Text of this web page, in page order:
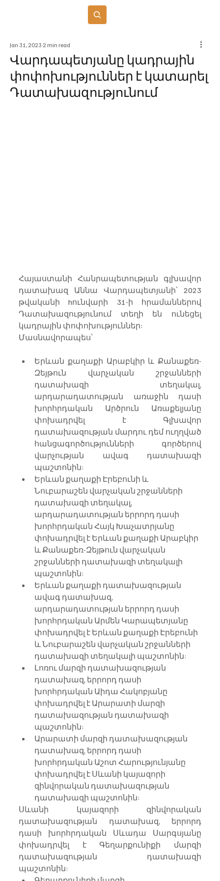
Վարդապետյանը կադրային
փոփոխություններ է կատարել
Դատախազությունում
Jan 31, 2023 2 min read
Հայաստանի Հանրապետության գլխավոր
դատախազ Աննա Վարդապետյանի՝ 2023
թվականի hունվարի 31-ի հրամաններով
Դատախազությունում տեղի են ունեցել
կադրային փոփոխություններ:
Մասնավորապես՝
Երևան քաղաքի Արաբկիր և Քանաքեռ-
Զեյթուն վարչական շրջանների
դատախազի տեղակալ,
արդարադատության առաջին դասի
խորհրդական Արծրուն Առաքելյանը
փոխադրվել է Գլխավոր
դատախազության մարդու դեմ ուղղված
հանցագործությունների գործերով
վարչության ավագ դատախազի
պաշտոնին:
Երևան քաղաքի Էրեբունի և
Նուբարաշեն վարչական շրջանների
դատախազի տեղակալ,
արդարադատության երրորդ դասի
խորհրդական Հայկ Խաչատրյանը
փոխադրվել է Երևան քաղաքի Արաբկիր
և Քանաքեռ-Զեյթուն վարչական
շրջանների դատախազի տեղակալի
պաշտոնին:
Երևան քաղաքի դատախազության
ավագ դատախազ,
արդարադատության երրորդ դասի
խորհրդական Արմեն Կարապետյանը
փոխադրվել է Երևան քաղաքի Էրեբունի
և Նուբարաշեն վարչական շրջանների
դատախազի տեղակալի պաշտոնին:
Լոռու մարզի դատախազության
դատախազ, երրորդ դասի
խորհրդական Աիդա Հակոբյանը
փոխադրվել է Արարատի մարզի
դատախազության դատախազի
պաշտոնին:
Արարատի մարզի դատախազության
դատախազ, երրորդ դասի
խորհրդական Աշոտ Հարությունյանը
փոխադրվել է Սևանի կայազորի
զինվորական դատախազության
դատախազի պաշտոնին:
Սևանի կայազորի զինվորական
դատախազության դատախազ, երրորդ
դասի խորհրդական Սևադա Սարգսյանը
փոխադրվել է Գեղարքունիքի մարզի
դատախազության դատախազի
պաշտոնին: